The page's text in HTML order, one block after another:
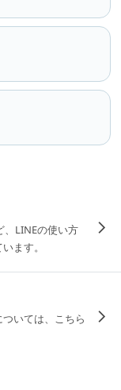
、LINEの使い方
ます。
いては、こちら